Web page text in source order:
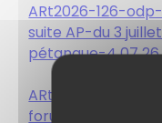
ARt2026-126-
suite AP-du 3
pétanque-4 07 26.
ARt2026-125-
forum des